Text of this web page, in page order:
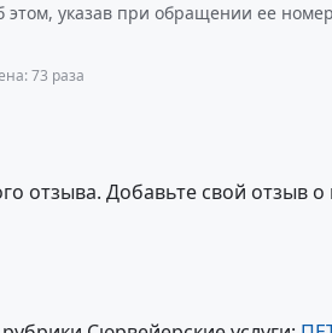
указав при обращении ее
73 раза
отзыва. Добавьте свой отзыв